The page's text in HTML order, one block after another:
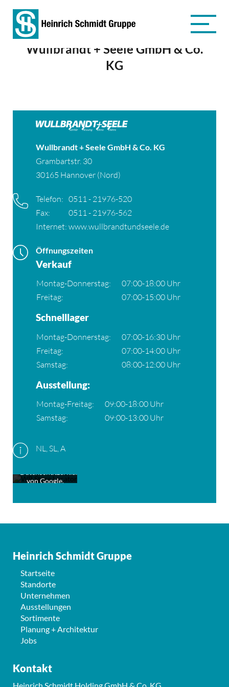
Wullbrandt + Seele GmbH & Co.
KG
Wullbrandt + Seele GmbH & Co. KG
Grambartstr. 30
30165 Hannover (Nord)
Telefon: 0511 - 21976-520
Fax:
0511 - 21976-562
Internet: www.wullbrandtundseele.de
Öffnungszeiten
Verkauf
Montag-Donnerstag:
07:00-18:00 Uhr
Freitag:
07:00-15:00 Uhr
Schnelllager
Montag-Donnerstag:
07:00-16:30 Uhr
Freitag:
07:00-14:00 Uhr
Samstag:
08:00-12:00 Uhr
Ausstellung:
Montag-Freitag:
09:00-18:00 Uhr
Samstag:
09:00-13:00 Uhr
NL, SL, A
der Karte
akzeptieren Sie
von Google.
Heinrich Schmidt Gruppe
Startseite
Standorte
Unternehmen
Ausstellungen
Sortimente
Planung + Architektur
Jobs
Kontakt